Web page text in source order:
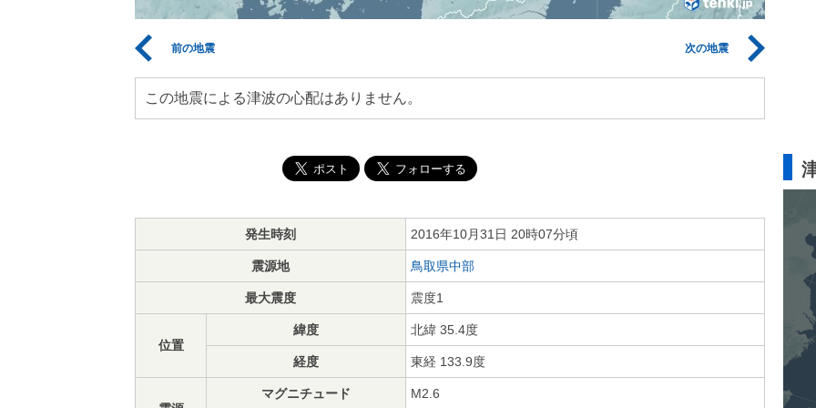
前の地震 次の地震
この地震による津波の心配はありません。
発生時刻 2016年10月31日 20時07分頃
震源地 鳥取県中部
最大震度 震度1
位置
緯度 北緯 35.4度
経度 東経 133.9度
マグニチュード M2.6